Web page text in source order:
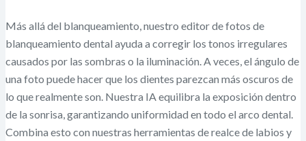
Más allá del blanqueamiento, nuestro editor de fotos de
blanqueamiento dental ayuda a corregir los tonos irregulares
causados por las sombras o la iluminación. A veces, el ángulo de
una foto puede hacer que los dientes parezcan más oscuros de
lo que realmente son. Nuestra IA equilibra la exposición dentro
de la sonrisa, garantizando uniformidad en todo el arco dental.
Combina esto con nuestras herramientas de realce de labios y